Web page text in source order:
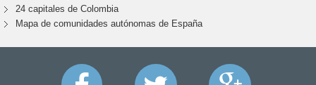
24 capitales de Colombia
Mapa de comunidades autónomas de España